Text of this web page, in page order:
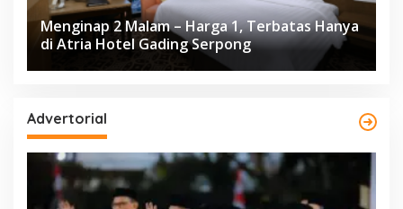
Menginap 2 Malam – Harga 1, Terbatas Hanya
di Atria Hotel Gading Serpong
Advertorial